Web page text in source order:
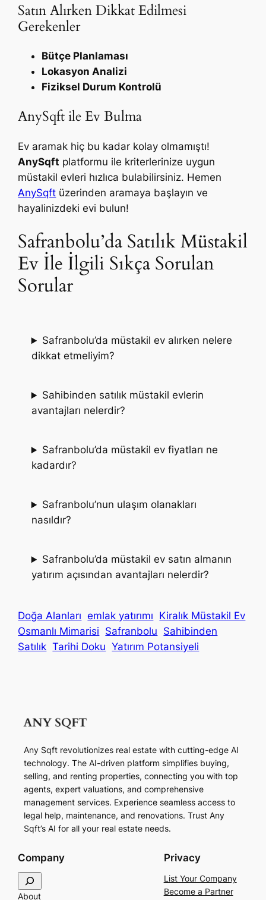
Satın Alırken Dikkat Edilmesi
Gerekenler
Bütçe Planlaması
Lokasyon Analizi
Fiziksel Durum Kontrolü
AnySqft ile Ev Bulma
Ev aramak hiç bu kadar kolay olmamıştı!
AnySqft platformu ile kriterlerinize uygun
müstakil evleri hızlıca bulabilirsiniz. Hemen
AnySqft üzerinden aramaya başlayın ve
hayalinizdeki evi bulun!
Safranbolu’da Satılık Müstakil
Ev İle İlgili Sıkça Sorulan
Sorular
Safranbolu’da müstakil ev alırken nelere
dikkat etmeliyim?
Sahibinden satılık müstakil evlerin
avantajları nelerdir?
Safranbolu’da müstakil ev fiyatları ne
kadardır?
Safranbolu’nun ulaşım olanakları
nasıldır?
Safranbolu’da müstakil ev satın almanın
yatırım açısından avantajları nelerdir?
Doğa Alanları emlak yatırımı Kiralık Müstakil Ev
Osmanlı Mimarisi Safranbolu Sahibinden
Satılık Tarihi Doku Yatırım Potansiyeli
Any Sqft revolutionizes real estate with cutting-edge AI
technology. The AI-driven platform simplifies buying,
selling, and renting properties, connecting you with top
agents, expert valuations, and comprehensive
management services. Experience seamless access to
legal help, maintenance, and renovations. Trust Any
Sqft’s AI for all your real estate needs.
Company
e
About
Privacy
List Your Company
Become a Partner